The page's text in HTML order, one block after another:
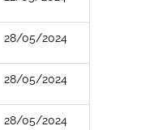
28/05/2024
28/05/2024
28/05/2024